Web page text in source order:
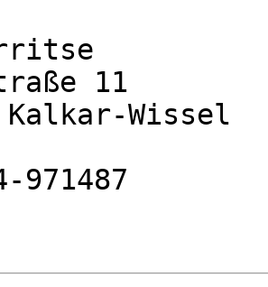
11
Kalkar-Wissel
971487